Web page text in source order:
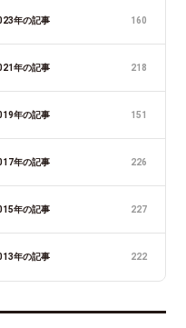
年の記事 160
年の記事 218
年の記事 151
年の記事 226
年の記事 227
年の記事 222